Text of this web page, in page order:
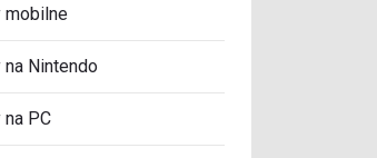
mobilne
na Nintendo
na PC